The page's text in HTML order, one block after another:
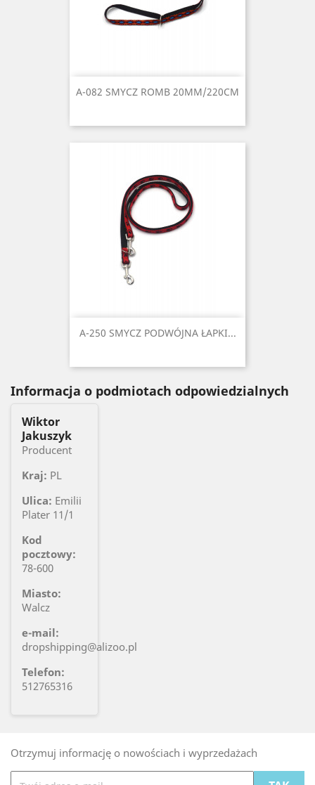
A-082 SMYCZ ROMB 20MM/220CM
A-250 SMYCZ PODWÓJNA ŁAPKI...
Informacja o podmiotach odpowiedzialnych
Wiktor
Jakuszyk
Producent
Kraj: PL
Ulica: Emilii
Plater 11/1
Kod
pocztowy:
78-600
Miasto:
Walcz
e-mail:
dropshipping@alizoo.pl
Telefon:
512765316
Otrzymuj informację o nowościach i wyprzedażach